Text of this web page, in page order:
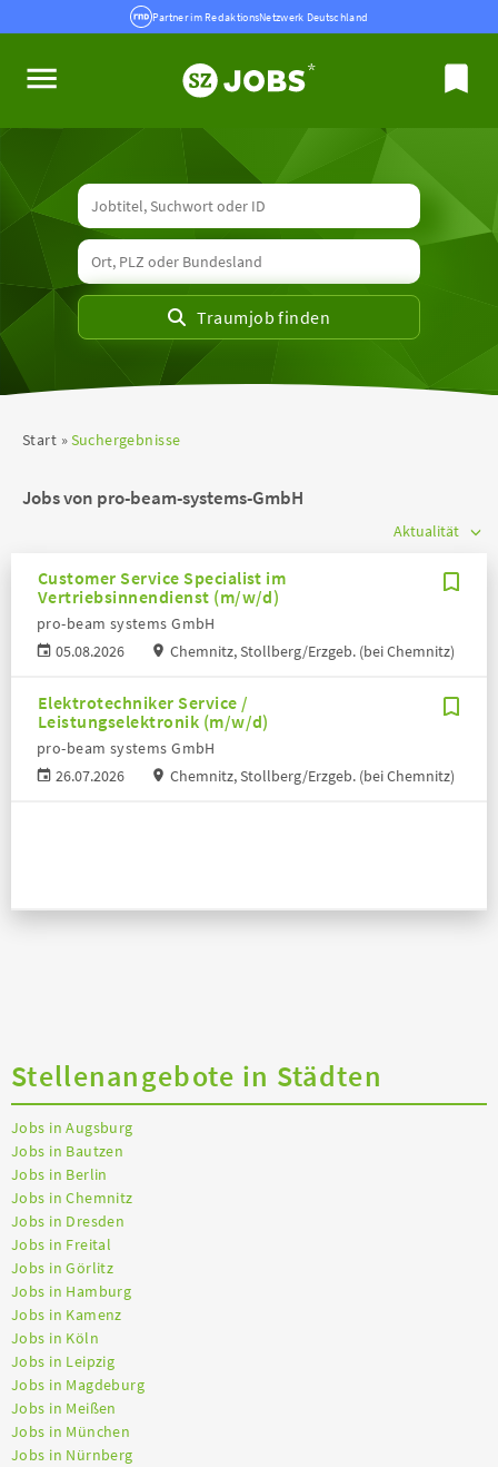
Partner im RedaktionsNetzwerk Deutschland
Start Suchergebnisse
Jobs von pro-beam-systems-GmbH
Customer Service Specialist im
Vertriebsinnendienst (m/w/d)
05.08.2026
pro-beam systems GmbH
Chemnitz, Stollberg/Erzgeb. (bei Chemnitz)
Elektrotechniker Service /
Leistungselektronik (m/w/d)
26.07.2026
pro-beam systems GmbH
Chemnitz, Stollberg/Erzgeb. (bei Chemnitz)
Stellenangebote in Städten
Jobs in Augsburg
Jobs in Bautzen
Jobs in Berlin
Jobs in Chemnitz
Jobs in Dresden
Jobs in Freital
Jobs in Görlitz
Jobs in Hamburg
Jobs in Kamenz
Jobs in Köln
Jobs in Leipzig
Jobs in Magdeburg
Jobs in Meißen
Jobs in München
Jobs in Nürnberg